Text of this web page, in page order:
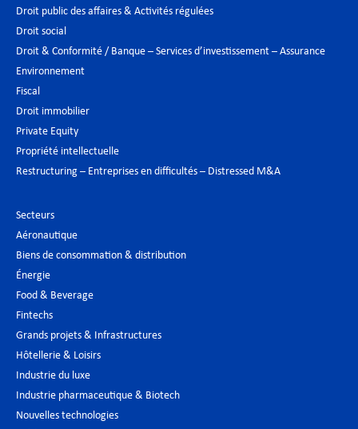
Droit public des affaires & Activités régulées
Droit social
Droit & Conformité / Banque – Services d’investissement – Assurance
Environnement
Fiscal
Droit immobilier
Private Equity
Propriété intellectuelle
Restructuring – Entreprises en difficultés – Distressed M&A
Secteurs
Aéronautique
Biens de consommation & distribution
Énergie
Food & Beverage
Fintechs
Grands projets & Infrastructures
Hôtellerie & Loisirs
Industrie du luxe
Industrie pharmaceutique & Biotech
Nouvelles technologies